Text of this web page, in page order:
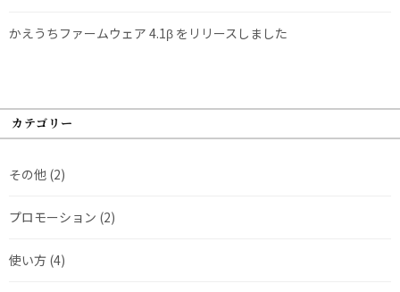
かえうちファームウェア 4.1β をリリースしました
カテゴリー
その他 (2)
プロモーション (2)
使い方 (4)